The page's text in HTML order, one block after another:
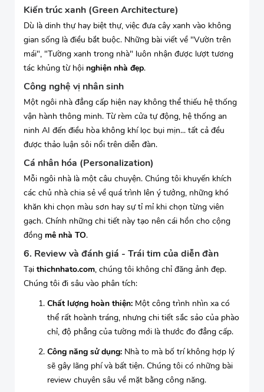
Kiến trúc xanh (Green Architecture)
Dù là dinh thự hay biệt thự, việc đưa cây xanh vào không
gian sống là điều bắt buộc. Những bài viết về "Vườn trên
mái", "Tường xanh trong nhà" luôn nhận được lượt tương
tác khủng từ hội nghiện nhà đẹp.
Công nghệ vị nhân sinh
Một ngôi nhà đẳng cấp hiện nay không thể thiếu hệ thống
vận hành thông minh. Từ rèm cửa tự động, hệ thống an
ninh AI đến điều hòa không khí lọc bụi mịn... tất cả đều
được thảo luận sôi nổi trên diễn đàn.
Cá nhân hóa (Personalization)
Mỗi ngôi nhà là một câu chuyện. Chúng tôi khuyến khích
các chủ nhà chia sẻ về quá trình lên ý tưởng, những khó
khăn khi chọn màu sơn hay sự tỉ mỉ khi chọn từng viên
gạch. Chính những chi tiết này tạo nên cái hồn cho cộng
đồng mê nhà TO.
6. Review và đánh giá - Trái tim của diễn đàn
Tại thichnhato.com, chúng tôi không chỉ đăng ảnh đẹp.
Chúng tôi đi sâu vào phân tích:
Chất lượng hoàn thiện: Một công trình nhìn xa có
thể rất hoành tráng, nhưng chi tiết sắc sảo của phào
chỉ, độ phẳng của tường mới là thước đo đẳng cấp.
Công năng sử dụng: Nhà to mà bố trí không hợp lý
sẽ gây lãng phí và bất tiện. Chúng tôi có những bài
review chuyên sâu về mặt bằng công năng.